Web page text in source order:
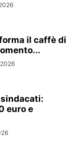
il caffè di
euro e